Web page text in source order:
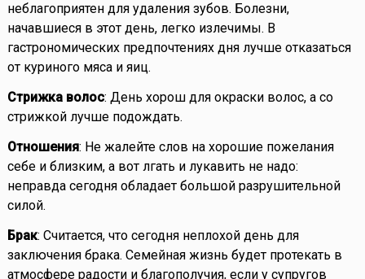
неблагоприятен для удаления зубов. Болезни,
начавшиеся в этот день, легко излечимы. В
гастрономических предпочтениях дня лучше отказаться
от куриного мяса и яиц.
Стрижка волос: День хорош для окраски волос, а со
стрижкой лучше подождать.
Отношения: Не жалейте слов на хорошие пожелания
себе и близким, а вот лгать и лукавить не надо:
неправда сегодня обладает большой разрушительной
силой.
Брак: Считается, что сегодня неплохой день для
заключения брака. Семейная жизнь будет протекать в
атмосфере радости и благополучия, если у супругов